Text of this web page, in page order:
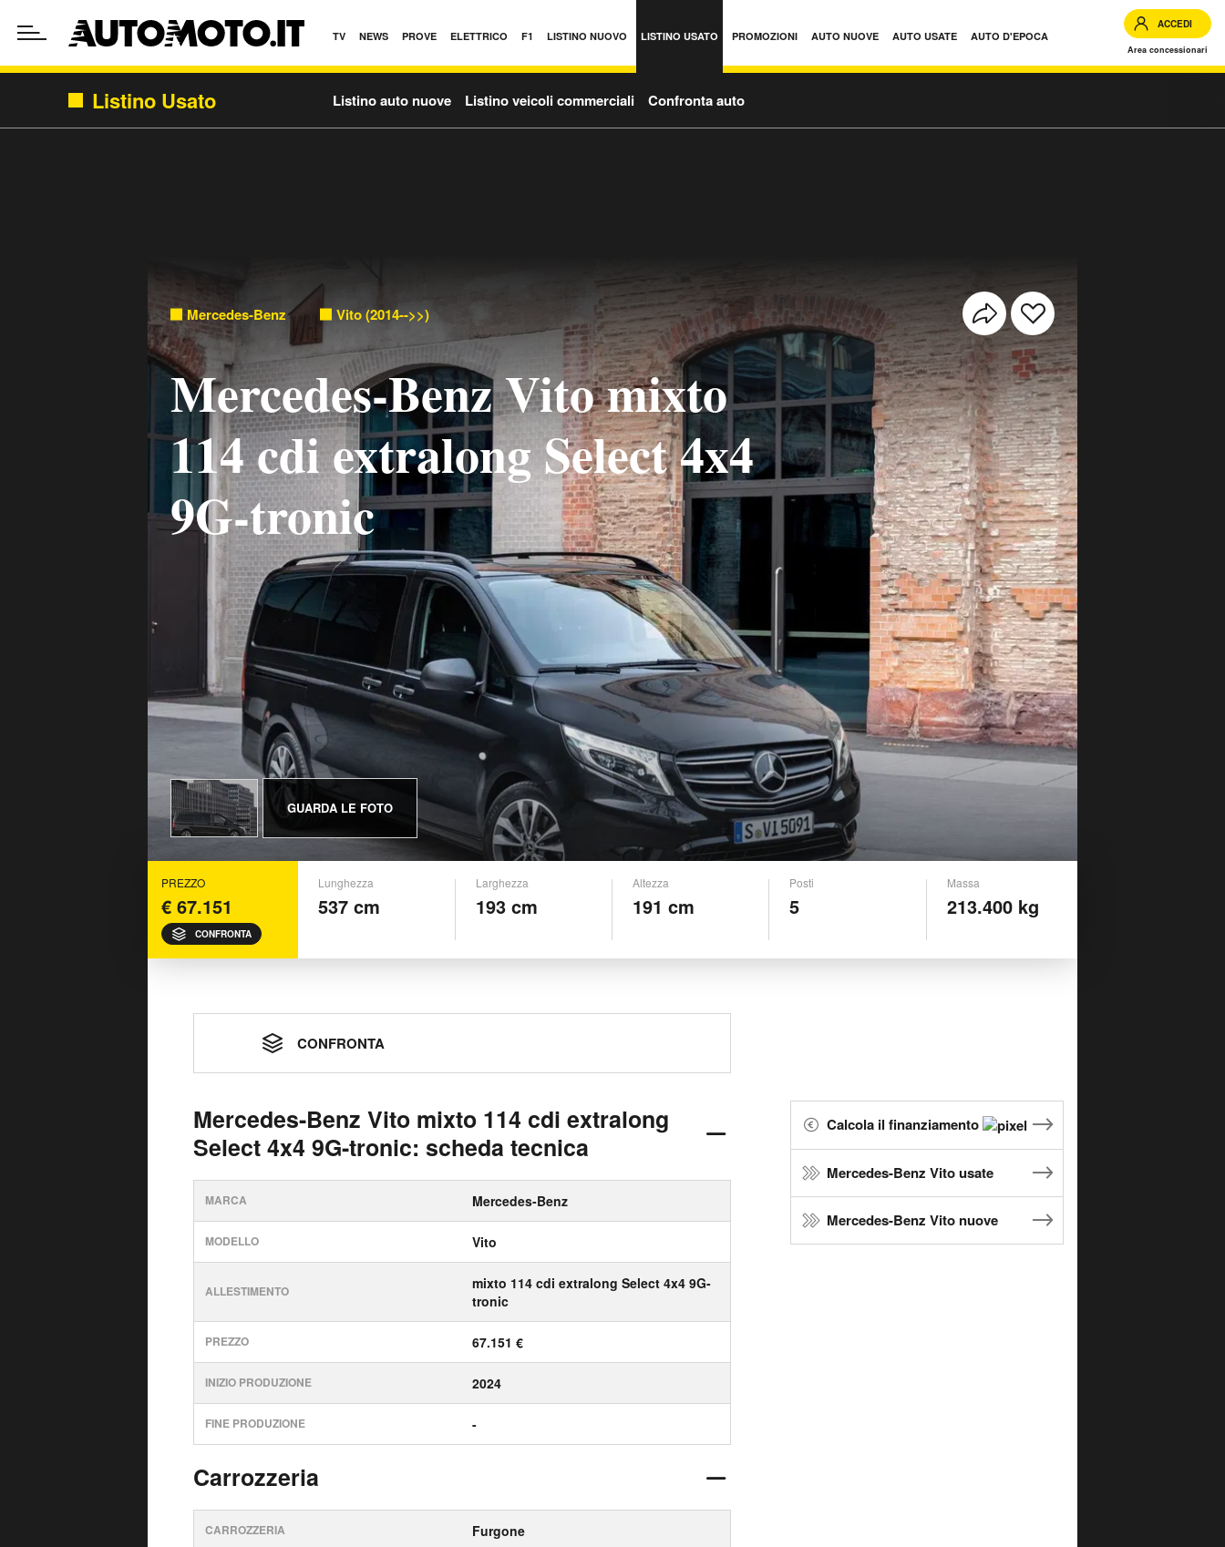
TV NEWS PROVE ELETTRICO F1 LISTINO NUOVO LISTINO USATO PROMOZIONI AUTO NUOVE AUTO USATE AUTO D'EPOCA
ACCEDI
Area concessionari
Listino Usato Listino auto nuove Listino veicoli commerciali Confronta auto
Mercedes-Benz Vito (2014-->>)
Mercedes-Benz Vito mixto
114 cdi extralong Select 4x4
9G-tronic
GUARDA LE FOTO
PREZZO
€ 67.151
CONFRONTA
Lunghezza
537 cm
Larghezza
193 cm
Altezza
191 cm
Posti
5
Massa
213.400 kg
CONFRONTA
Mercedes-Benz Vito mixto 114 cdi extralong
Select 4x4 9G-tronic: scheda tecnica
MARCA Mercedes-Benz
MODELLO Vito
ALLESTIMENTO
mixto 114 cdi extralong Select 4x4 9G-
tronic
PREZZO 67.151 €
INIZIO PRODUZIONE 2024
FINE PRODUZIONE -
Carrozzeria
CARROZZERIA Furgone
Calcola il finanziamento
Mercedes-Benz Vito usate
Mercedes-Benz Vito nuove